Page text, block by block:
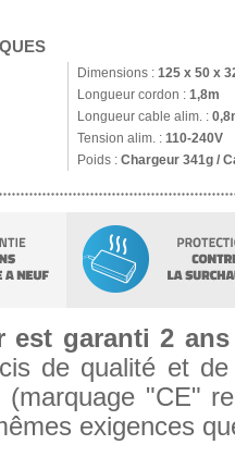
Dimensions : 125 x 50 x
Longueur cordon : 1,8m
Longueur cable alim. :
Tension alim. : 110-240V
Poids : Chargeur 341g /
est garanti 2 ans
de qualité et
(marquage "CE"
exigences